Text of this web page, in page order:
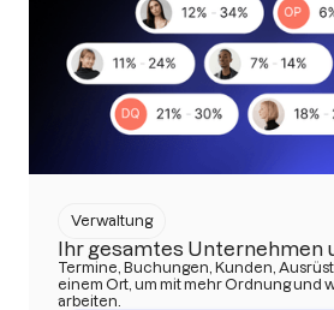
Verwaltung
Ihr gesamtes Unternehmen
Termine, Buchungen, Kunden,
einem Ort, um mit mehr Ordnung und
arbeiten.